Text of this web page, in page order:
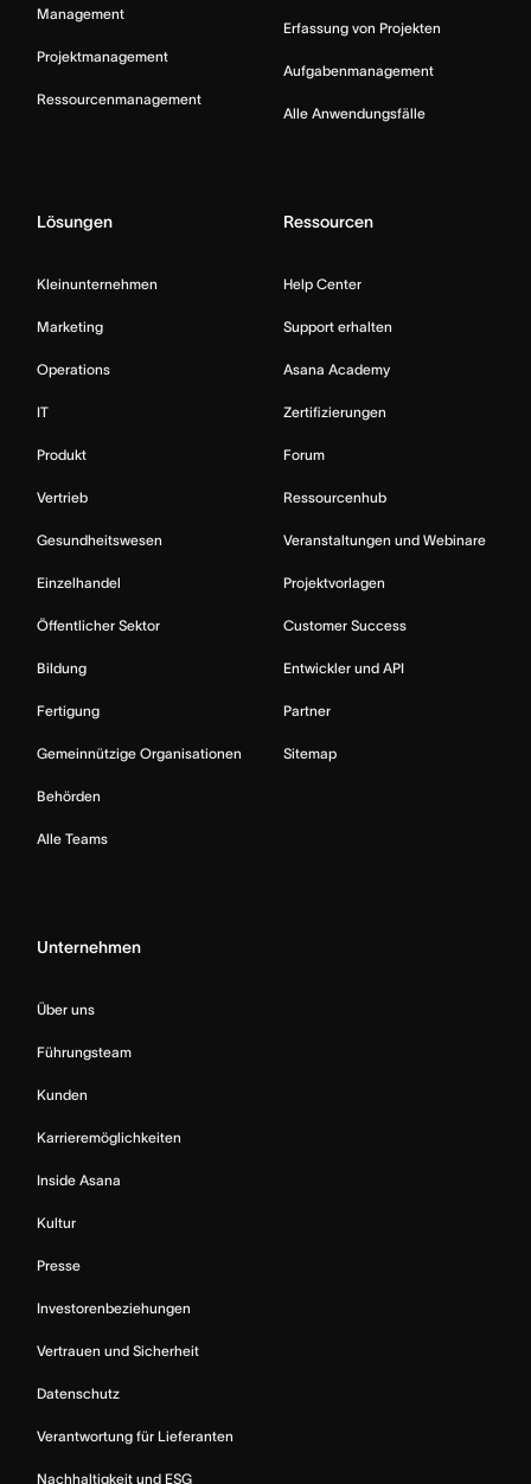
Management
Projektmanagement
Ressourcenmanagement
Erfassung von Projekten
Aufgabenmanagement
Alle Anwendungsfälle
Lösungen
Kleinunternehmen
Marketing
Operations
IT
Produkt
Vertrieb
Gesundheitswesen
Einzelhandel
Öffentlicher Sektor
Bildung
Fertigung
Gemeinnützige Organisationen
Behörden
Alle Teams
Ressourcen
Help Center
Support erhalten
Asana Academy
Zertifizierungen
Forum
Ressourcenhub
Veranstaltungen und Webinare
Projektvorlagen
Customer Success
Entwickler und API
Partner
Sitemap
Unternehmen
Über uns
Führungsteam
Kunden
Karrieremöglichkeiten
Inside Asana
Kultur
Presse
Investorenbeziehungen
Vertrauen und Sicherheit
Datenschutz
Verantwortung für Lieferanten
Nachhaltigkeit und ESG